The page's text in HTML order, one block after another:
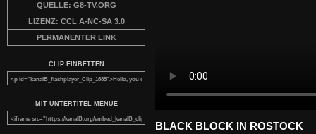
QUELLE: G8-TV.ORG
LIZENZ: CCL A-NC-SA 3.0
PERMANENTER LINK
CLIP EINBETTEN
MIT UNTERTITEL MENUE
BLACK BLOCK IN ROSTOCK